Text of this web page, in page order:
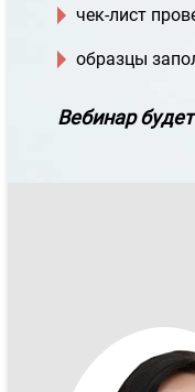
чек-лист
образцы
Вебинар